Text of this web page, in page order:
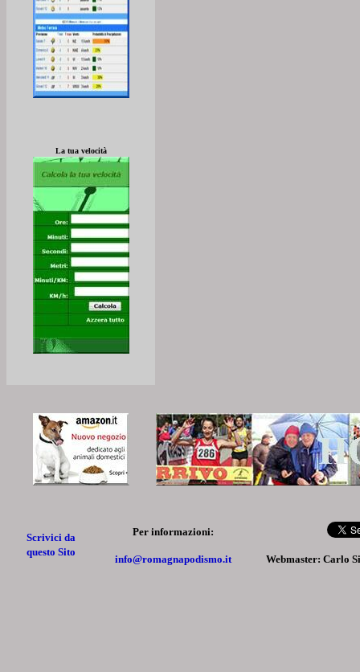
La tua velocità
Scrivici da
questo Sito
Per informazioni:
info@romagnapodismo.it Webmaster: Carlo